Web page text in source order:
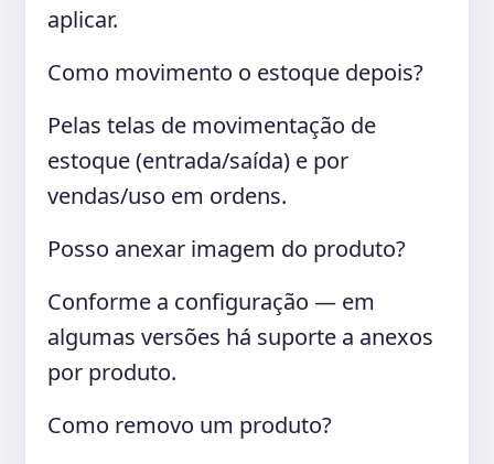
aplicar.
Como movimento o estoque depois?
Pelas telas de movimentação de
estoque (entrada/saída) e por
vendas/uso em ordens.
Posso anexar imagem do produto?
Conforme a configuração — em
algumas versões há suporte a anexos
por produto.
Como removo um produto?